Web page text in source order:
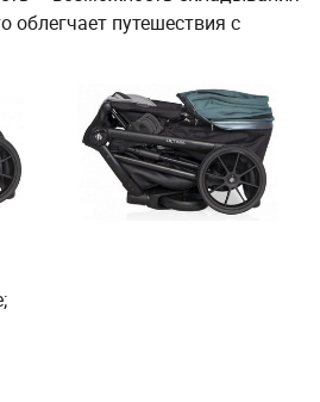
облегчает путешествия с